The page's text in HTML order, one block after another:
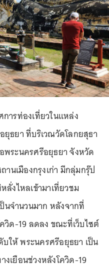
ารท่องเที่ยวในแหล่ง
ธยา ที่บริเวณวัดโลกยสุธา
ระนครศรีอยุธยา จังหวัด
นเมืองกรุงเก่า มีกลุ่มกรุ๊ป
งไหลเข้ามาเที่ยวชม
นจำนวนมาก หลังจากที่
วิด-19 ลดลง ขณะที่เว็บไซต์
ให้ พระนครศรีอยุธยา เป็น
งเยือนช่วงหลังโควิด-19